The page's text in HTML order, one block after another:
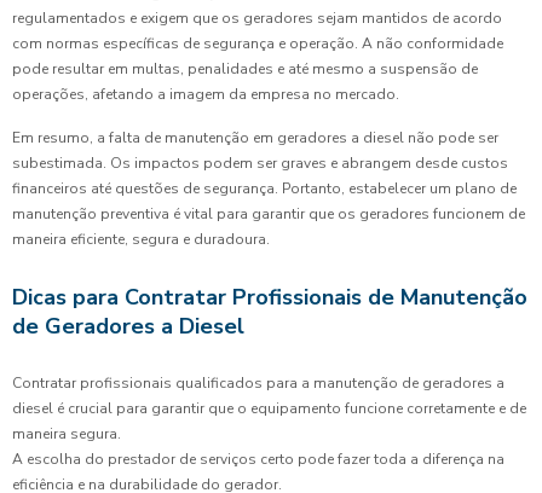
regulamentados e exigem que os geradores sejam mantidos de acordo
com normas específicas de segurança e operação. A não conformidade
pode resultar em multas, penalidades e até mesmo a suspensão de
operações, afetando a imagem da empresa no mercado.
Em resumo, a falta de manutenção em geradores a diesel não pode ser
subestimada. Os impactos podem ser graves e abrangem desde custos
financeiros até questões de segurança. Portanto, estabelecer um plano de
manutenção preventiva é vital para garantir que os geradores funcionem de
maneira eficiente, segura e duradoura.
Dicas para Contratar Profissionais de Manutenção
de Geradores a Diesel
Contratar profissionais qualificados para a manutenção de geradores a
diesel é crucial para garantir que o equipamento funcione corretamente e de
maneira segura.
A escolha do prestador de serviços certo pode fazer toda a diferença na
eficiência e na durabilidade do gerador.